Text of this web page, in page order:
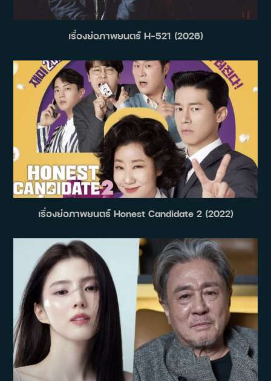
เรื่องย่อภาพยนตร์ H-521 (2026)
เรื่องย่อภาพยนตร์ Honest Candidate 2 (2022)